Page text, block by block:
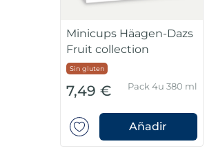
Minicups Häagen-Dazs
Fruit collection
Sin gluten
7,49 € Pack 4u 380 ml
Añadir